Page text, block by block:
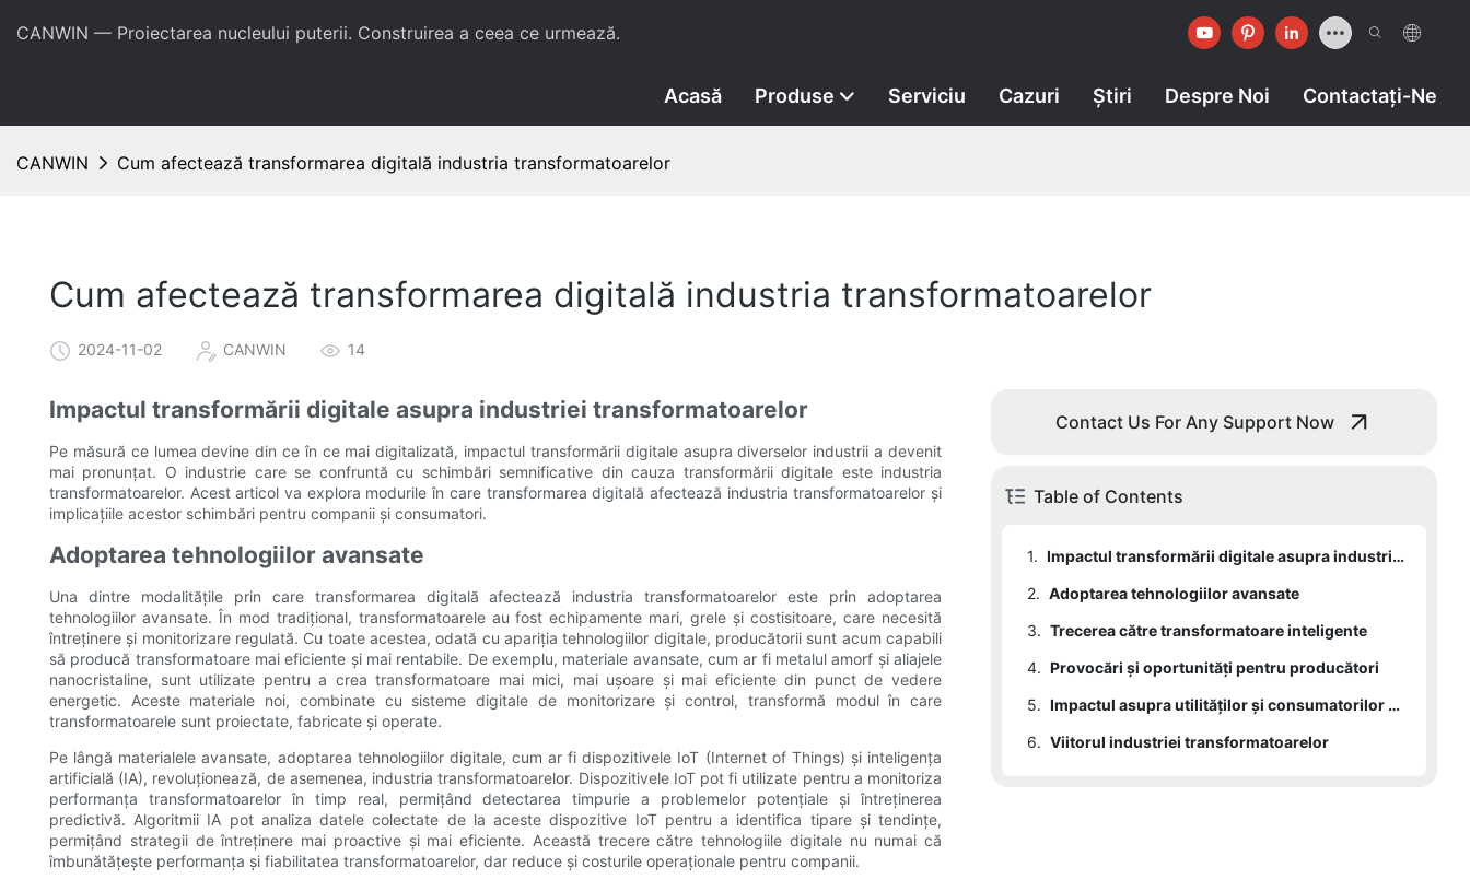
CANWIN — Proiectarea nucleului puterii. Construirea a ceea ce urmează.
Acasă Produse Serviciu Cazuri Ştiri Despre Noi Contactaţi-Ne
CANWIN Cum afectează transformarea digitală industria transformatoarelor
Cum afectează transformarea digitală industria transformatoarelor
2024-11-02 CANWIN 14
Impactul transformării digitale asupra industriei transformatoarelor
Pe măsură ce lumea devine din ce în ce mai digitalizată, impactul transformării digitale asupra diverselor industrii a devenit
mai pronunțat. O industrie care se confruntă cu schimbări semnificative din cauza transformării digitale este industria
transformatoarelor. Acest articol va explora modurile în care transformarea digitală afectează industria transformatoarelor și
implicațiile acestor schimbări pentru companii și consumatori.
Adoptarea tehnologiilor avansate
Una dintre modalitățile prin care transformarea digitală afectează industria transformatoarelor este prin adoptarea
tehnologiilor avansate. În mod tradițional, transformatoarele au fost echipamente mari, grele și costisitoare, care necesită
întreținere și monitorizare regulată. Cu toate acestea, odată cu apariția tehnologiilor digitale, producătorii sunt acum capabili
să producă transformatoare mai eficiente și mai rentabile. De exemplu, materiale avansate, cum ar fi metalul amorf și aliajele
nanocristaline, sunt utilizate pentru a crea transformatoare mai mici, mai ușoare și mai eficiente din punct de vedere
energetic. Aceste materiale noi, combinate cu sisteme digitale de monitorizare și control, transformă modul în care
transformatoarele sunt proiectate, fabricate și operate.
Pe lângă materialele avansate, adoptarea tehnologiilor digitale, cum ar fi dispozitivele IoT (Internet of Things) și inteligența
artificială (IA), revoluționează, de asemenea, industria transformatoarelor. Dispozitivele IoT pot fi utilizate pentru a monitoriza
performanța transformatoarelor în timp real, permițând detectarea timpurie a problemelor potențiale și întreținerea
predictivă. Algoritmii IA pot analiza datele colectate de la aceste dispozitive IoT pentru a identifica tipare și tendințe,
permițând strategii de întreținere mai proactive și mai eficiente. Această trecere către tehnologiile digitale nu numai că
îmbunătățește performanța și fiabilitatea transformatoarelor, dar reduce și costurile operaționale pentru companii.
Contact Us For Any Support Now
Table of Contents
1.
Impactul transformării digitale asupra industriei transformatoarelor
2. Adoptarea tehnologiilor avansate
3. Trecerea către transformatoare inteligente
4. Provocări și oportunități pentru producători
5.
Impactul asupra utilităților și consumatorilor de energie
6. Viitorul industriei transformatoarelor